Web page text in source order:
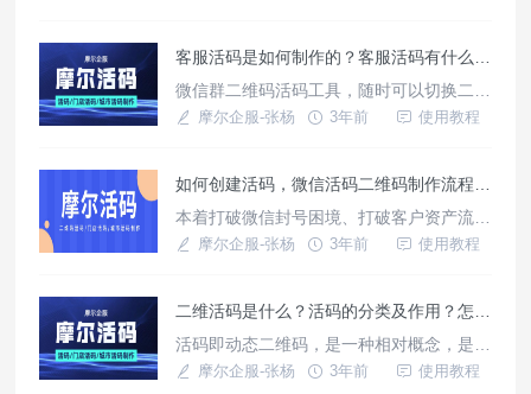
吧），但是这样推广起来又有点麻烦，此时
可以使用摩尔活码系统创建活码来进行推
广，既容易维护，又不担心封号，还有大量
数据支持，一举多得。
微信群二维码活码工具，随时可以切换二维
码，生成微信群活码，微信官方群二维码有
失，或者是群人数满200人就无法扫码进
群，如果我们在推广的时候，群满人或者过
期了，别人还想进群，我们将会失去很多推
广效果，所以有了群活码，可以在不更
摩尔企服-张杨 3年前 使用教程
本着打破微信封号困境、打破客户资产流失
困境、打破销售沟通监管困境、打破客户转
您摆脱微信封号、资产流失、客户转化低等
一系列问题，光有系统还不够，我还要教你
怎么使用它。下面跟着讲解来一个懒人式的
创建体验吧！
摩尔企服-张杨 3年前 使用教程
活码即动态二维码，是一种相对概念，是带
参的二维码，有参数统计功能。通俗讲，将
摩尔企服-张杨 3年前 使用教程